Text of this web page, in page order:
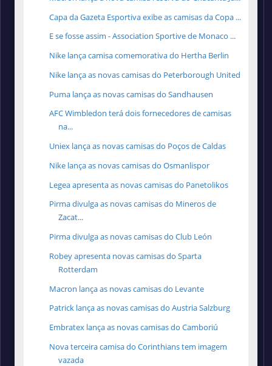
Capa da Gazeta Esportiva exibe as camisas da Copa ...
E se fosse assim - Association Sportive de Monaco ...
Nike lança camisa comemorativa do Hertha Berlin
Nike lança as novas camisas do Peterborough United
Puma lança as novas camisas do Sandhausen
AFC Wimbledon terá dois fornecedores de camisas
na...
Uniex lança as novas camisas do Poços de Caldas
Nike lança as novas camisas do Osmanlispor
Legea apresenta as novas camisas do Panetolikos
Pirma divulga as novas camisas do Mineros de
Zacat...
Pirma divulga as novas camisas do Club León
Robey apresenta novas camisas do Sparta
Rotterdam
Macron lança as novas camisas do Levante
Patrick lança as novas camisas do Austria Salzburg
Embratex lança as novas camisas do Camboriú
Nova terceira camisa do Corinthians tem imagem
vazada